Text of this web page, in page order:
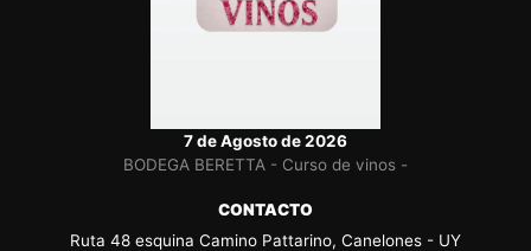
7 de Agosto de 2026
BODEGA BERETTA - Curso de vinos -
CONTACTO
Ruta 48 esquina Camino Pattarino, Canelones - UY